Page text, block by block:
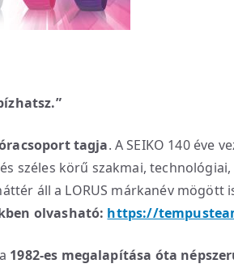
tagja. A SEIKO 140 éve
széles körű szakmai,
áll a LORUS márkanév mögött
olvasható: https://
1982-es megalapítása óta